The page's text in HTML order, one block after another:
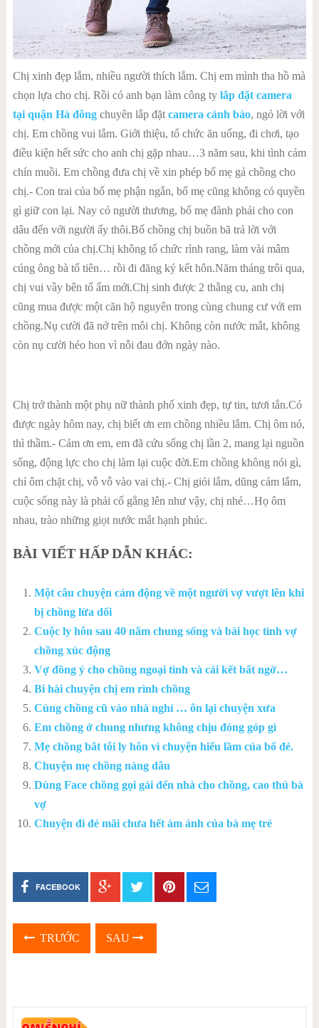
Chị xinh đẹp lắm, nhiều người thích lắm. Chị em mình tha hồ mà
chọn lựa cho chị. Rồi có anh bạn làm công ty lắp đặt camera
tại quận Hà đôngchuyên lắp đặt camera cảnh báo, ngỏ lời với
chị. Em chồng vui lắm. Giới thiệu, tổ chức ăn uống, đi chơi, tạo
điều kiện hết sức cho anh chị gặp nhau…3 năm sau, khi tình cảm
chín muồi. Em chồng đưa chị về xin phép bố mẹ gả chồng cho
chị.- Con trai của bố mẹ phận ngắn, bố mẹ cũng không có quyền
gì giữ con lại. Nay có người thương, bố mẹ đành phải cho con
dâu đến với người ấy thôi.Bố chồng chị buồn bã trả lời với
chồng mới của chị.Chị không tổ chức rình rang, làm vài mâm
cúng ông bà tổ tiên… rồi đi đăng ký kết hôn.Năm tháng trôi qua,
chị vui vầy bên tổ ấm mới.Chị sinh được 2 thằng cu, anh chị
cũng mua được một căn hộ nguyên trong cùng chung cư với em
chồng.Nụ cười đã nở trên môi chị. Không còn nước mắt, không
còn nụ cười héo hon vì nỗi đau đớn ngày nào.
Chị trở thành một phụ nữ thành phố xinh đẹp, tự tin, tươi tắn.Có
được ngày hôm nay, chị biết ơn em chồng nhiều lắm. Chị ôm nó,
thì thầm.- Cảm ơn em, em đã cứu sống chị lần 2, mang lại nguồn
sống, động lực cho chị làm lại cuộc đời.Em chồng không nói gì,
chỉ ôm chặt chị, vỗ vỗ vào vai chị.- Chị giỏi lắm, dũng cảm lắm,
cuộc sống này là phải cố gắng lên như vậy, chị nhé…Họ ôm
nhau, trào những giọt nước mắt hạnh phúc.
BÀI VIẾT HẤP DẪN KHÁC:
Một câu chuyện cảm động về một người vợ vượt lên khi
bị chồng lừa dối
Cuộc ly hôn sau 40 năm chung sống và bài học tình vợ
chồng xúc động
Vợ đồng ý cho chồng ngoại tình và cái kết bất ngờ…
Bi hài chuyện chị em rình chồng
Cùng chồng cũ vào nhà nghỉ … ôn lại chuyện xưa
Em chồng ở chung nhưng không chịu đóng góp gì
Mẹ chồng bắt tôi ly hôn vì chuyện hiểu lầm của bố đẻ.
Chuyện mẹ chồng nàng dâu
Dùng Face chồng gọi gái đến nhà cho chồng, cao thủ bà
vợ
Chuyện đi đẻ mãi chưa hết ám ảnh của bà mẹ trẻ
FACEBOOK
TRƯỚC SAU